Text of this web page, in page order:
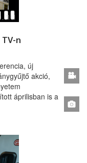
n
új
akció,
áprilisban is a